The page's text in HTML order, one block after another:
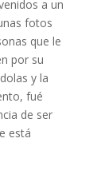
a un
fotos
que le
por su
y la
fué
de ser
está